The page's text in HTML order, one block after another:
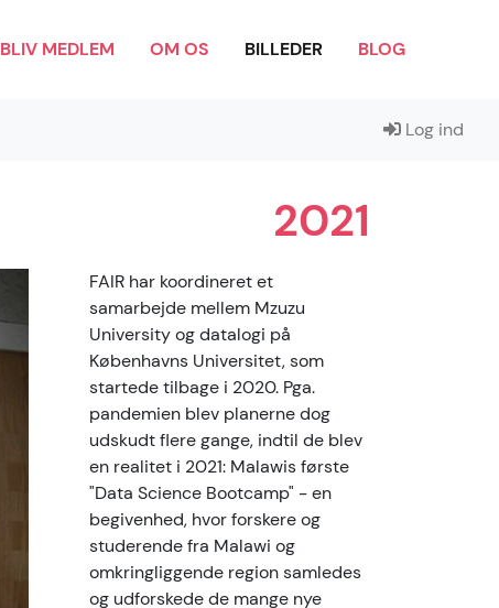
BLIV MEDLEM OM OS BILLEDER BLOG
Log ind
2021
FAIR har koordineret et
samarbejde mellem Mzuzu
University og datalogi på
Københavns Universitet, som
startede tilbage i 2020. Pga.
pandemien blev planerne dog
udskudt flere gange, indtil de blev
en realitet i 2021: Malawis første
"Data Science Bootcamp" - en
begivenhed, hvor forskere og
studerende fra Malawi og
omkringliggende region samledes
og udforskede de mange nye